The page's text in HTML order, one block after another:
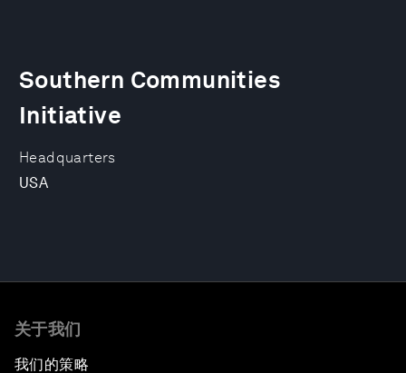
Headquarters
USA
Southern Communities
Initiative
关于我们
我们的策略